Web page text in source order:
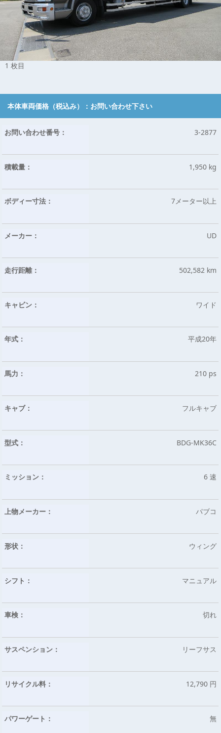
1 枚目
本体車両価格（税込み）： お問い合わせ下さい
お問い合わせ番号： 3-2877
積載量： 1,950 kg
ボディー寸法： 7メーター以上
メーカー： UD
走行距離： 502,582 km
キャビン： ワイド
年式： 平成20年
馬力： 210 ps
キャブ： フルキャブ
型式： BDG-MK36C
ミッション： 6 速
上物メーカー： パブコ
形状： ウィング
シフト： マニュアル
車検： 切れ
サスペンション： リーフサス
リサイクル料： 12,790 円
パワーゲート： 無